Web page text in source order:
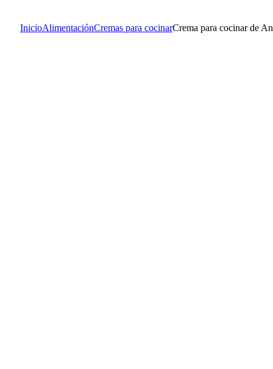
InicioAlimentaciónCremas para cocinarCrema para cocinar de